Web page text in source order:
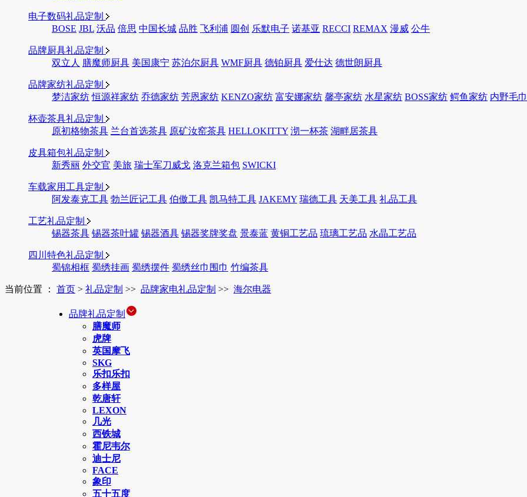
电子数码礼品定制
BOSE JBL 沃品 倍思 中国长城 品胜 飞利浦 圆创 乐默电子 诺基亚 RECCI REMAX 漫威 公牛
品牌厨具礼品定制
双立人 膳魔师厨具 美国康宁 苏泊尔厨具 WMF厨具 德铂厨具 爱仕达 德世朗厨具
品牌家纺礼品定制
梦洁家纺 恒源祥家纺 乔德家纺 芳恩家纺 KENZO家纺 富安娜家纺 馨亭家纺 水星家纺 BOSS家纺 鳄鱼家纺 内野毛巾
杯壶茶具礼品定制
原初格物茶具 兰台首选茶具 原矿汝窑茶具 HELLOKITTY 沏一杯茶 湖畔居茶具
皮具箱包礼品定制
新秀丽 外交官 美旅 瑞士军刀威戈 洛克兰箱包 SWICKI
车载家用工具定制
阿发泰克工具 勃兰匠记工具 伯傲工具 凯马特工具 JAKEMY 瑞德工具 天美工具 礼品工具
工艺礼品定制
锡器茶具 锡器茶叶罐 锡器酒具 锡器奖牌奖盘 景泰蓝 黄铜工艺品 琉璃工艺品 水晶工艺品
四川特色礼品定制
蜀锦相框 蜀绣挂画 蜀绣摆件 蜀绣丝巾围巾 竹编茶具
当前位置 ： 首页 > 礼品定制 >> 品牌家电礼品定制 >> 海尔电器
品牌礼品定制
膳魔师
虎牌
英国摩飞
SKG
乐扣乐扣
多样屋
乾唐轩
LEXON
几光
西铁城
霍尼韦尔
迪士尼
FACE
象印
五十五度